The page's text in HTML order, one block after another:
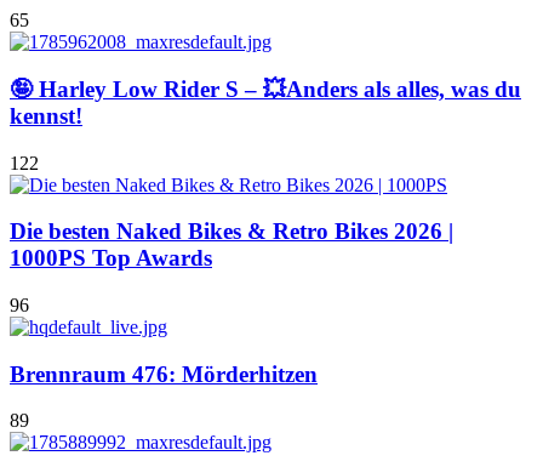
65
🤪 Harley Low Rider S – 💥Anders als alles, was du
kennst!
122
Die besten Naked Bikes & Retro Bikes 2026 |
1000PS Top Awards
96
Brennraum 476: Mörderhitzen
89